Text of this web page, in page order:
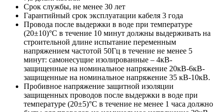
Срок службы, не менее 30 лет
Гарантийный срок эксплуатации кабеля 3 года
Провода после выдержки в воде при температуре
(20±10)°C в течение 10 минут должны выдерживать на
строительной длине испытание переменным
напряжением частотой 50Гц в течение не менее 5
минут: самонесущие изолированные – 4кВ-
защищенные на номинальное напряжение 20кВ-6кВ-
защищенные на номинальное напряжение 35 кВ-10кВ.
Пробивное напряжение защитной изоляции
защищенных проводов после выдержки в воде при
температуре (20±5)°С в течение не менее 1 часа должно